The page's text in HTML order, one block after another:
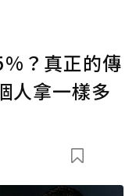
？真正的傳
人拿一樣多